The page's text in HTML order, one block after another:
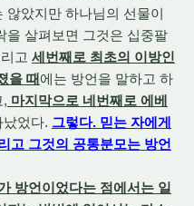
않았지만 하나님의 선물이
을 살펴보면 그것은 십중팔
고 세번째로 최초의 이방인
을 때에는 방언을 말하고 하
, 마지막으로 네번째로 에베
었다. 그렇다. 믿는 자에게
고 그것의 공통분모는 방언
방언이었다는 점에서는 일